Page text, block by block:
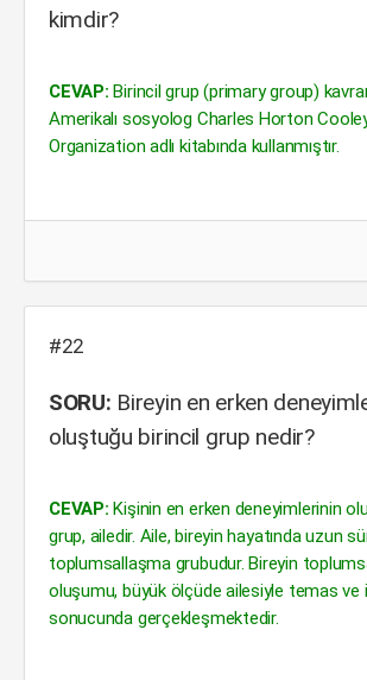
kimdir?
CEVAP: Birincil grup (primary group)
Amerikalı sosyolog Charles Horton
Organization adlı kitabında kullanmıştır.
#22
SORU: Bireyin en erken
oluştuğu birincil grup nedir?
CEVAP: Kişinin en erken deneyimlerinin
grup, ailedir. Aile, bireyin hayatında uzun
toplumsallaşma grubudur. Bireyin
oluşumu, büyük ölçüde ailesiyle temas ve
sonucunda gerçekleşmektedir.